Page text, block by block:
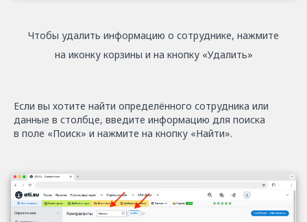
Чтобы удалить информацию о сотруднике, нажмите
на иконку корзины и на кнопку «Удалить»
Если вы хотите найти определённого сотрудника или
данные в столбце, введите информацию для поиска
в поле «Поиск» и нажмите на кнопку «Найти».